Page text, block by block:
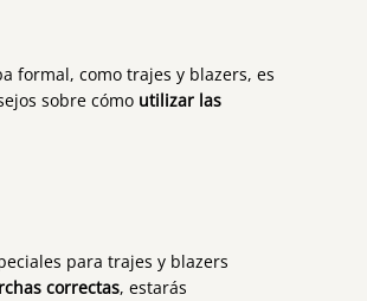
formal, como trajes y blazers, es
sobre cómo utilizar las
para trajes y blazers
correctas, estarás